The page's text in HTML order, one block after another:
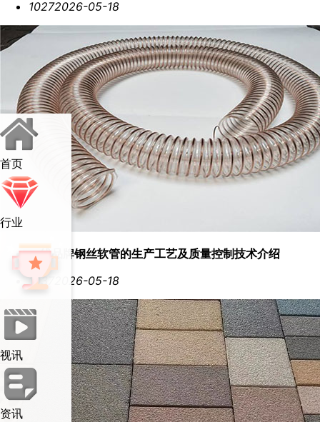
10272026-05-18
一线品牌钢丝软管的生产工艺及质量控制技术介绍
1037
2026-05-18
首页
行业
视讯
资讯